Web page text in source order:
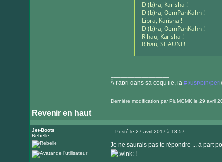
Di(b)ra, Karisha !
Di(b)ra, OemPahKahn !
Libra, Karisha !
Di(b)ra, OemPahKahn !
Rihau, Karisha !
Rihau, SHAUNI !
À l'abri dans sa coquille, la #!/usr/bin/perl
Dernière modification parPluMGMK le 29 avril
Revenir en haut
le
internet
Jet-Boots
Rebelle
Posté le 27 avril 2017 à 18:57
Je ne saurais pas te répondre ... à part
!